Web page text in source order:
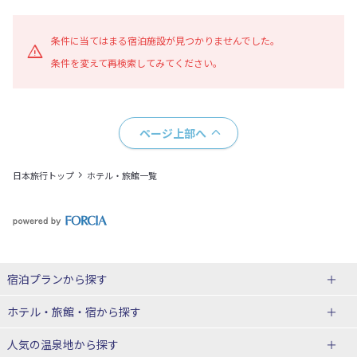
条件に当てはまる宿泊施設が見つかりませんでした。
条件を変えて再検索してみてください。
ページ上部へ
日本旅行トップ ホテル・旅館一覧
宿泊プランから探す
北海道
東北
ホテル・旅館・宿から探す
北海道ホテル・旅館
人気の温泉地から探す